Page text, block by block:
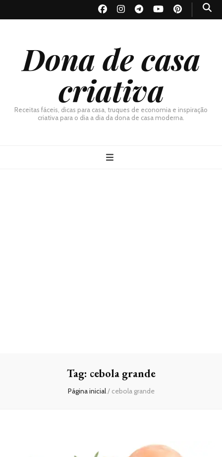
Dona de casa
criativa
Receitas fáceis, dicas para casa, truques de economia e inspiração
criativa para o dia a dia da dona de casa moderna.
Tag: cebola grande
Página inicial/ cebola grande